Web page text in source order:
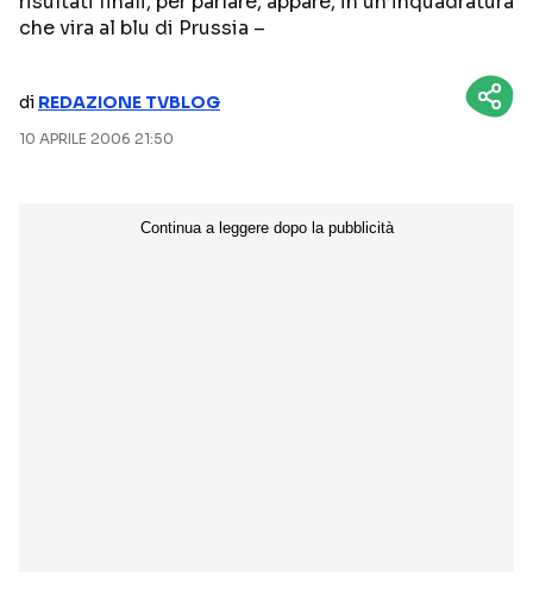
NETFLIX
DISNEY+
RAIPLAY
che vira al blu di Prussia –
di REDAZIONE TVBLOG
10 APRILE 2006 21:50